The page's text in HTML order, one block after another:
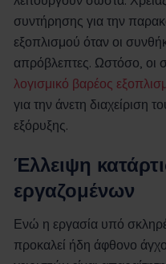
συντήρησης για την
εξοπλισμού όταν οι
απρόβλεπτες. Ωστόσο, οι
λογισμικό βαρέος
για την άνετη διαχείριση
εξόρυξης.
Έλλειψη
εργαζομένων
Ενώ η εργασία υπό
προκαλεί ήδη άφθονο